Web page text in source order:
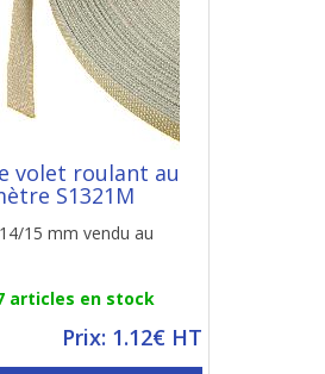
volet roulant au
S1321M
15 mm vendu au
articles en stock
Prix: 1.12€ HT